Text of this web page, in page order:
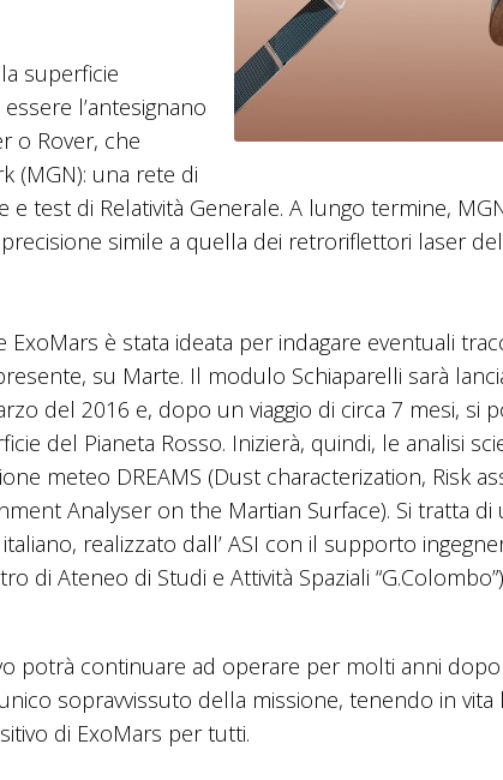
superficie
l’antesignano
o Rover, che
(MGN): una rete di
test di Relatività Generale. A lungo termine,
simile a quella dei retroriflettori laser
ExoMars è stata ideata per indagare eventuali
su Marte. Il modulo Schiaparelli sarà
del 2016 e, dopo un viaggio di circa 7 mesi, si
del Pianeta Rosso. Inizierà, quindi, le analisi
meteo DREAMS (Dust characterization, Risk
Analyser on the Martian Surface). Si tratta di
realizzato dall’ ASI con il supporto
di Ateneo di Studi e Attività Spaziali
potrà continuare ad operare per molti anni
sopravvissuto della missione, tenendo in vita
di ExoMars per tutti.